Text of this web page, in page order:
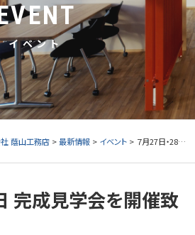
イベント
蔭山工務店 >最新情報 > イベント > ７月27日・28日 完成見学会を開催致します。
完成見学会を開催致